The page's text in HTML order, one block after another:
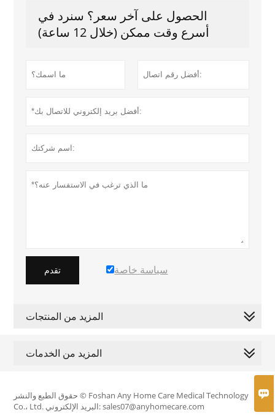

الحصول على آخر سعر؟ سنرد في
أسرع وقت ممكن (خلال 12 ساعة)
تقدم سياسة خاصة
المزيد من المنتجات
المزيد من الخدمات
حقوق الطبع والنشر © Foshan Any Home Care Medical Technology
Co.، Ltd. البريد الإلكتروني: sales07@anyhomecare.com